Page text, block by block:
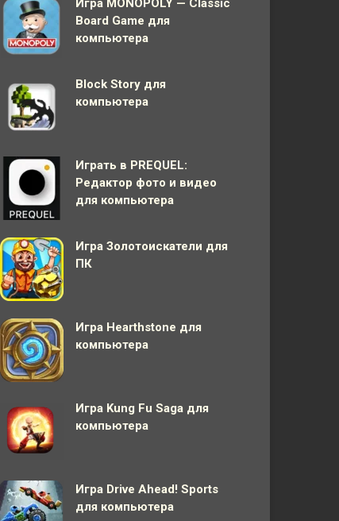
Игра MONOPOLY — Classic
Board Game для
компьютера
Block Story для
компьютера
Играть в PREQUEL:
Редактор фото и видео
для компьютера
Игра Золотоискатели для
ПК
Игра Hearthstone для
компьютера
Игра Kung Fu Saga для
компьютера
Игра Drive Ahead! Sports
для компьютера